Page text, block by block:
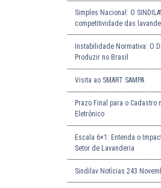
Simples Nacional: O
competitividade das
Instabilidade Normativa: O
Produzir no Brasil
Visita ao SMART SAMPA
Prazo Final para o Cadastro
Eletrônico
Escala 6×1: Entenda o
Setor de Lavanderia
Sindilav Notícias 243